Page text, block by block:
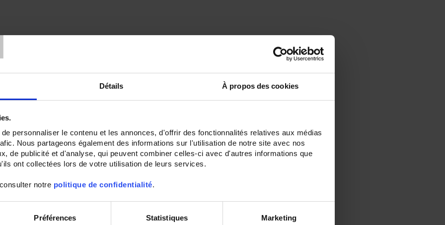
Détails À propos des cookies
personnaliser le contenu et les annonces, d'offrir des fonctionnalités relatives aux médias
Nous partageons également des informations sur l'utilisation de notre site avec nos
de publicité et d'analyse, qui peuvent combiner celles-ci avec d'autres informations que
ont collectées lors de votre utilisation de leurs services.
notre politique de confidentialité.
Préférences Statistiques Marketing